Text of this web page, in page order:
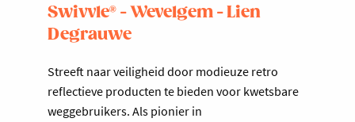
Swivvle® - Wevelgem - Lien
Degrauwe
Streeft naar veiligheid door modieuze retro
reflectieve producten te bieden voor kwetsbare
weggebruikers. Als pionier in